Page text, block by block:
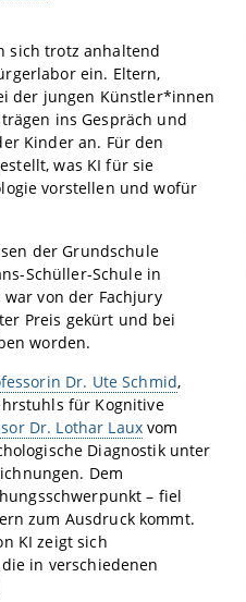
sich trotz anhaltend
ein. Eltern,
der jungen Künstler*innen
ins Gespräch und
Kinder an. Für den
was KI für sie
vorstellen und wofür
der Grundschule
Schüller-Schule in
von der Fachjury
Preis gekürt und bei
worden.
Dr. Ute Schmid,
für Kognitive
Dr. Lothar Lauxvom
Diagnostik unter
Dem
– fiel
zum Ausdruck kommt.
KI zeigt sich
in verschiedenen